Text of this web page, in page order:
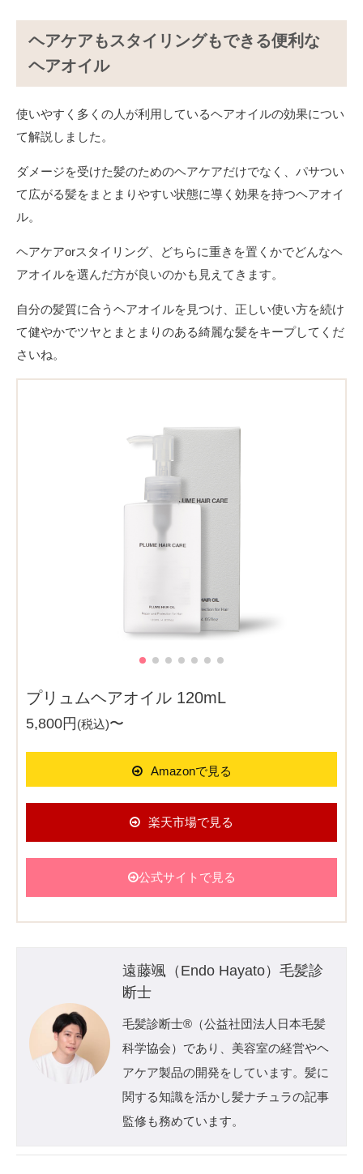
ヘアケアもスタイリングもできる便利な
ヘアオイル
使いやすく多くの人が利用しているヘアオイルの効果につい
て解説しました。
ダメージを受けた髪のためのヘアケアだけでなく、パサつい
て広がる髪をまとまりやすい状態に導く効果を持つヘアオイ
ル。
ヘアケアorスタイリング、どちらに重きを置くかでどんなヘ
アオイルを選んだ方が良いのかも見えてきます。
自分の髪質に合うヘアオイルを見つけ、正しい使い方を続け
て健やかでツヤとまとまりのある綺麗な髪をキープしてくだ
さいね。
プリュムヘアオイル 120mL
5,800円(税込)〜
Amazonで見る
楽天市場で見る
公式サイトで見る
遠藤颯（Endo Hayato）毛髪診
断士
毛髪診断士®️（公益社団法人日本毛髪
科学協会）であり、美容室の経営やヘ
アケア製品の開発をしています。髪に
関する知識を活かし髪ナチュラの記事
監修も務めています。